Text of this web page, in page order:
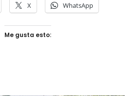
X WhatsApp
Me gusta esto: